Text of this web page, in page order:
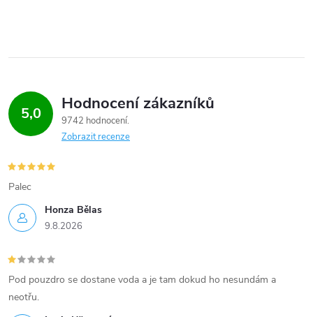
5,0 Hodnocení zákazníků
9742 hodnocení
Zobrazit recenze
Honza Bělas
9.8.2026
Palec
Pod pouzdro se dostane voda a je tam dokud ho nesundám a
neotřu.